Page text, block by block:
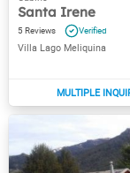
Santa Irene
5
Villa Lago Meliquina